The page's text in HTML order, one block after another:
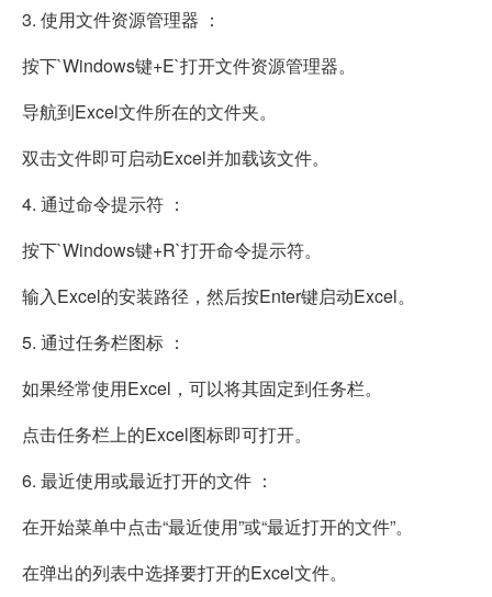
3. 使用文件资源管理器 ：
按下`Windows键+E`打开文件资源管理器。
导航到Excel文件所在的文件夹。
双击文件即可启动Excel并加载该文件。
4. 通过命令提示符 ：
按下`Windows键+R`打开命令提示符。
输入Excel的安装路径，然后按Enter键启动Excel。
5. 通过任务栏图标 ：
如果经常使用Excel，可以将其固定到任务栏。
点击任务栏上的Excel图标即可打开。
6. 最近使用或最近打开的文件 ：
在开始菜单中点击“最近使用”或“最近打开的文件”。
在弹出的列表中选择要打开的Excel文件。